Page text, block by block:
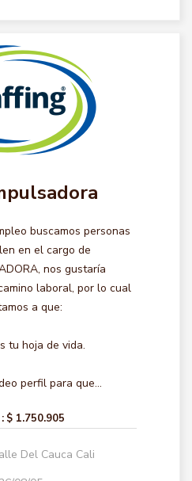
buscamos personas
en el cargo de
nos gustaría
laboral, por lo cual
a que:
tu hoja de vida.
perfil para que...
$ 1.750.905
Del Cauca Cali